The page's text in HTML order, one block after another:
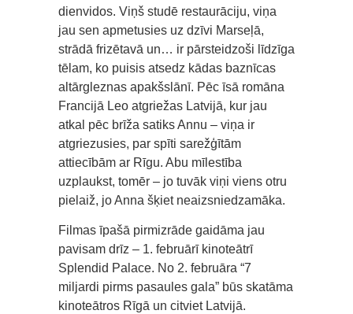
dienvidos. Viņš studē restaurāciju, viņa
jau sen apmetusies uz dzīvi Marseļā,
strādā frizētavā un… ir pārsteidzoši līdzīga
tēlam, ko puisis atsedz kādas baznīcas
altārgleznas apakšslānī. Pēc īsā romāna
Francijā Leo atgriežas Latvijā, kur jau
atkal pēc brīža satiks Annu – viņa ir
atgriezusies, par spīti sarežģītām
attiecībām ar Rīgu. Abu mīlestība
uzplaukst, tomēr – jo tuvāk viņi viens otru
pielaiž, jo Anna šķiet neaizsniedzamāka.
Filmas īpašā pirmizrāde gaidāma jau
pavisam drīz – 1. februārī kinoteātrī
Splendid Palace. No 2. februāra “7
miljardi pirms pasaules gala” būs skatāma
kinoteātros Rīgā un citviet Latvijā.